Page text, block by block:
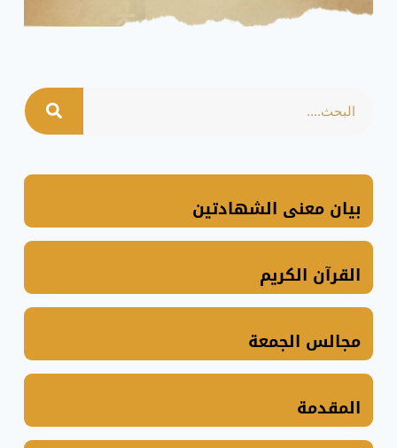
بيان معنى الشهادتين
القرآن الكريم
مجالس الجمعة
المقدمة